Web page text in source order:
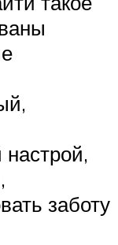
заботу